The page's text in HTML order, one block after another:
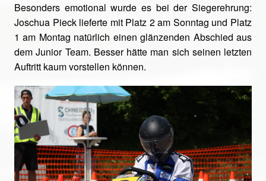
Besonders emotional wurde es bei der Siegerehrung:
Joschua Pieck lieferte mit Platz 2 am Sonntag und Platz
1 am Montag natürlich einen glänzenden Abschied aus
dem Junior Team. Besser hätte man sich seinen letzten
Auftritt kaum vorstellen können.